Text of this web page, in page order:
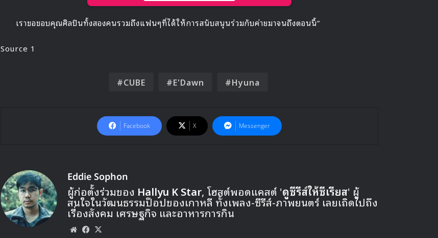
เราขอขอบคุณศิลปินทั้งสองคนรวมถึงแฟนๆที่ได้ให้การสนับสนุนร่วมกับค่ายมาจนถึงตอนนี้”
Source 1
CUBE E'Dawn Hyuna
Facebook X Messenger
Eddie Sophon
ผู้ก่อตั้งร่วมของ Hallyu K Star, โฮสต์พอดแคสต์ 'ดูซีรีส์ให้ซีเรียส' ผู้
สนใจในวัฒนธรรมป๊อปของเกาหลี ทั้งเพลง-ซีรีส์-ภาพยนตร์ เลยเถิดไปถึง
เรื่องสังคม เศรษฐกิจ และอาหารการกิน
WebsiteFacebook